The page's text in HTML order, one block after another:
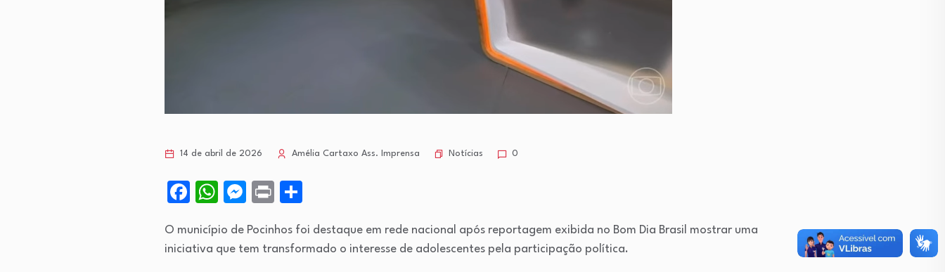
14 de abril de 2026 Amélia Cartaxo Ass. Imprensa Notícias 0
Facebook
WhatsApp
Messenger
Print
O município de Pocinhos foi destaque em rede nacional após reportagem exibida no Bom Dia Brasil mostrar uma
iniciativa que tem transformado o interesse de adolescentes pela participação política.